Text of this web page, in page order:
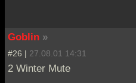
Goblin »
#26 | 27.08.01 14:31
2 Winter Mute